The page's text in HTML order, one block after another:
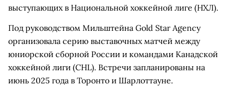
выступающих в Национальной хоккейной лиге (НХЛ).
Под руководством Мильштейна Gold Star Agency
организовала серию выставочных матчей между
юниорской сборной России и командами Канадской
хоккейной лиги (CHL). Встречи запланированы на
июнь 2025 года в Торонто и Шарлоттауне.